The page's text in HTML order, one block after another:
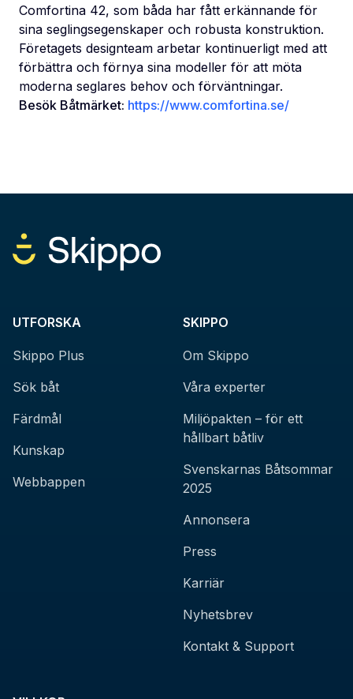
Comfortina 42, som båda har fått erkännande för
sina seglingsegenskaper och robusta konstruktion.
Företagets designteam arbetar kontinuerligt med att
förbättra och förnya sina modeller för att möta
moderna seglares behov och förväntningar.
Besök Båtmärket: https://www.comfortina.se/
UTFORSKA
Skippo Plus
Sök båt
Färdmål
Kunskap
Webbappen
SKIPPO
Om Skippo
Våra experter
Miljöpakten – för ett
hållbart båtliv
Svenskarnas Båtsommar
2025
Annonsera
Press
Karriär
Nyhetsbrev
Kontakt & Support